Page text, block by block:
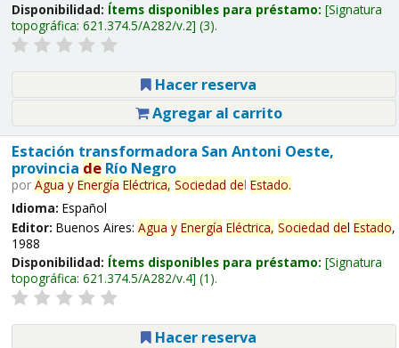
Disponibilidad: Ítems disponibles para préstamo: Signatura
topográfica: 621.374.5/A282/v.2 (3).
Hacer reserva
Agregar al carrito
Estación transformadora San Antoni Oeste,
provincia deRío Negro
por Agua y Energía Eléctrica, Sociedad del Estado.
Idioma: Español
Editor: Buenos Aires: Agua y Energía Eléctrica, Sociedad del Estado,
1988
Disponibilidad: Ítems disponibles para préstamo: Signatura
topográfica: 621.374.5/A282/v.4 (1).
Hacer reserva